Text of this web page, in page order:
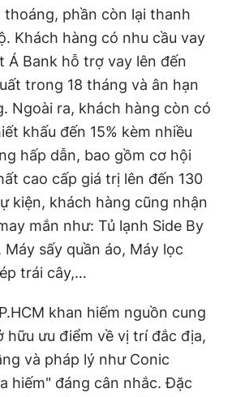
phần còn lại thanh
Khách hàng có nhu cầu vay
Á Bank hỗ trợ vay lên đến
trong 18 tháng và ân hạn
Ngoài ra, khách hàng còn có
khấu đến 15% kèm nhiều
hấp dẫn, bao gồm cơ hội
cao cấp giá trị lên đến 130
kiện, khách hàng cũng nhận
mắn như: Tủ lạnh Side By
Máy sấy quần áo, Máy lọc
trái cây,…
khan hiếm nguồn cung
hữu ưu điểm về vị trí đắc địa,
và pháp lý như Conic
hiếm" đáng cân nhắc. Đặc